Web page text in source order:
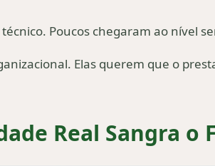
Poucos chegaram ao nível
Elas querem que o
Real Sangra o